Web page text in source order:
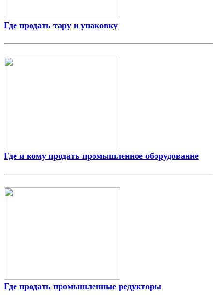
Где продать тару и упаковку
Где и кому продать промышленное оборудование
Где продать промышленные редукторы